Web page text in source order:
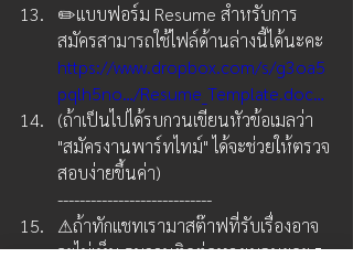
✏️แบบฟอร์ม Resume สำหรับการ
สมัครสามารถใช้ไฟล์ด้านล่างนี้ได้นะคะ
https://www.dropbox.com/s/g3oa5
pqlh5no…/Resume_Template.doc…
(ถ้าเป็นไปได้รบกวนเขียนหัวข้อเมลว่า
"สมัครงานพาร์ทไทม์" ได้จะช่วยให้ตรวจ
สอบง่ายขึ้นค่า)
----------------------------
⚠ถ้าทักแชทเรามาสต๊าฟที่รับเรื่องอาจ
จะไม่เห็น รบกวนติดต่อทางเมลนะคะ🙏